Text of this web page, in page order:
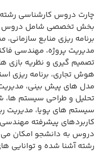
چارت دروس کارشناسی
بخش تخصصی شامل دروس
برنامه ریزی منابع
مدیریت پروژه، مهندسی
تصمیم گیری و نظریه بازی
هوش تجاری، برنامه ریزی
مدل های پیش بینی، مدیریت
تحلیل و طراحی سیستم ها،
سیستم های پویا، مدیریت
کاربردهای پیشرفته
دروس به دانشجو امکان می
رشته آشنا شده و توانایی